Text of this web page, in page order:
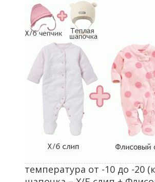
температура от -10 до -20